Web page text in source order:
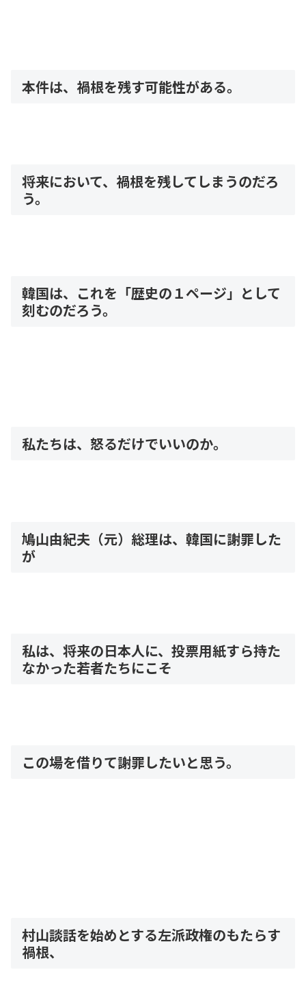
本件は、禍根を残す可能性がある。
将来において、禍根を残してしまうのだろ
う。
韓国は、これを「歴史の１ページ」として
刻むのだろう。
私たちは、怒るだけでいいのか。
鳩山由紀夫（元）総理は、韓国に謝罪した
が
私は、将来の日本人に、投票用紙すら持た
なかった若者たちにこそ
この場を借りて謝罪したいと思う。
村山談話を始めとする左派政権のもたらす
禍根、